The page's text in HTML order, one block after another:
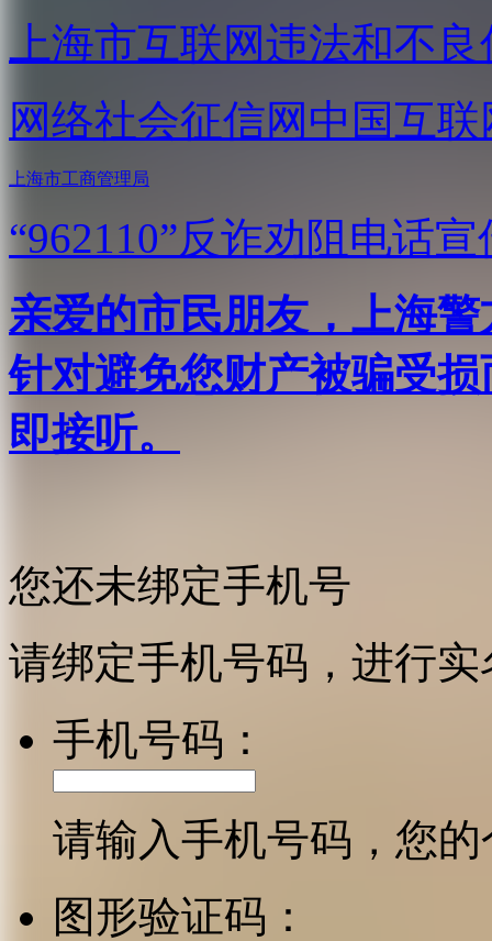
上海市互联网违法和不
网络社会征信网 中国互
上海市工商管理局
“962110”反诈劝阻电话宣
亲爱的市民朋友，上海
针对避免您财产被骗受
即接听。
您还未绑定手机号
请绑定手机号码，进行
手机号码：
请输入手机号码，您
图形验证码：